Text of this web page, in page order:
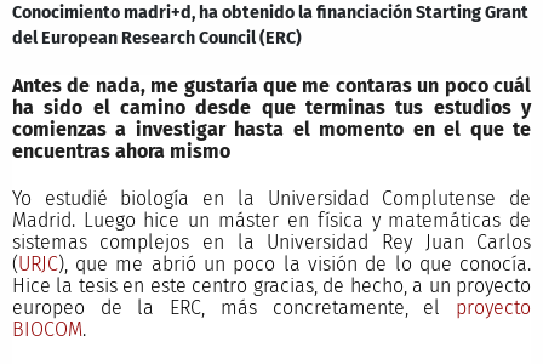
Conocimiento madri+d, ha obtenido la financiación Starting Grant
del European Research Council (ERC)
Antes de nada, me gustaría que me contaras un poco cuál
ha sido el camino desde que terminas tus estudios y
comienzas a investigar hasta el momento en el que te
encuentras ahora mismo
Yo estudié biología en la Universidad Complutense de
Madrid. Luego hice un máster en física y matemáticas de
sistemas complejos en la Universidad Rey Juan Carlos
(URJC), que me abrió un poco la visión de lo que conocía.
Hice la tesis en este centro gracias, de hecho, a un proyecto
europeo de la ERC, más concretamente, el proyecto
BIOCOM.